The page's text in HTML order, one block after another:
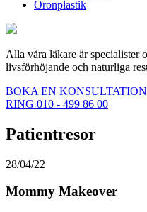
Öronplastik
Alla våra läkare är specialister
livsförhöjande och naturliga
BOKA EN KONSULTATION
RING 010 - 499 86 00
Patientresor
28/04/22
Mommy Makeover